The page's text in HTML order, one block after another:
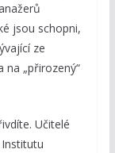
jsou schopni,
ze
„přirozený“
Učitelé